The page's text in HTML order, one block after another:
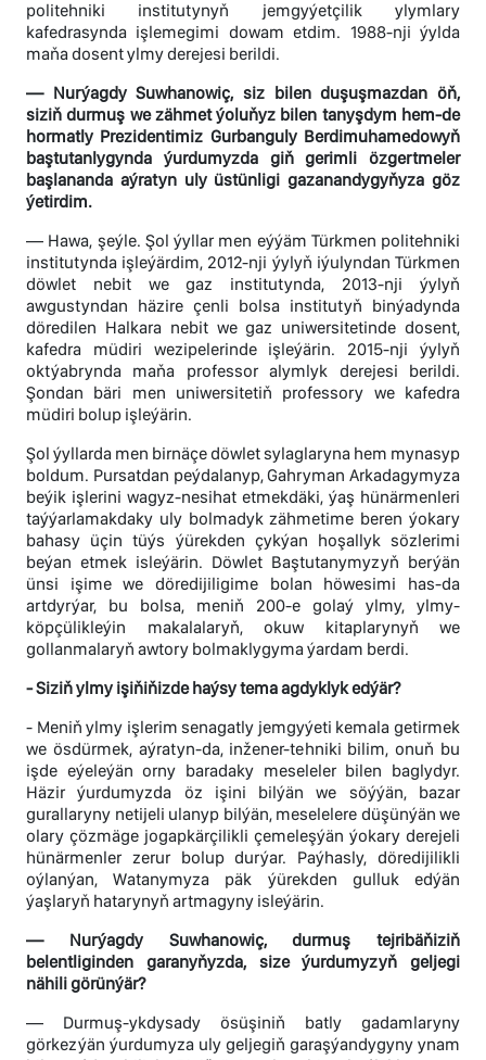
politehniki institutynyň jemgyýetçilik ylymlary
kafedrasynda işlemegimi dowam etdim. 1988-nji ýylda
maňa dosent ylmy derejesi berildi.
— Nurýagdy Suwhanowiç, siz bilen duşuşmazdan öň,
siziň durmuş we zähmet ýoluňyz bilen tanyşdym hem-de
hormatly Prezidentimiz Gurbanguly Berdimuhamedowyň
baştutanlygynda ýurdumyzda giň gerimli özgertmeler
başlananda aýratyn uly üstünligi gazanandygyňyza göz
ýetirdim.
— Hawa, şeýle. Şol ýyllar men eýýäm Türkmen politehniki
institutynda işleýärdim, 2012-nji ýylyň iýulyndan Türkmen
döwlet nebit we gaz institutynda, 2013-nji ýylyň
awgustyndan häzire çenli bolsa institutyň binýadynda
döredilen Halkara nebit we gaz uniwersitetinde dosent,
kafedra müdiri wezipelerinde işleýärin. 2015-nji ýylyň
oktýabrynda maňa professor alymlyk derejesi berildi.
Şondan bäri men uniwersitetiň professory we kafedra
müdiri bolup işleýärin.
Şol ýyllarda men birnäçe döwlet sylaglaryna hem mynasyp
boldum. Pursatdan peýdalanyp, Gahryman Arkadagymyza
beýik işlerini wagyz-nesihat etmekdäki, ýaş hünärmenleri
taýýarlamakdaky uly bolmadyk zähmetime beren ýokary
bahasy üçin tüýs ýürekden çykýan hoşallyk sözlerimi
beýan etmek isleýärin. Döwlet Baştutanymyzyň berýän
ünsi işime we döredijiligime bolan höwesimi has-da
artdyrýar, bu bolsa, meniň 200-e golaý ylmy, ylmy-
köpçülikleýin makalalaryň, okuw kitaplarynyň we
gollanmalaryň awtory bolmaklygyma ýardam berdi.
- Siziň ylmy işiňiňizde haýsy tema agdyklyk edýär?
- Meniň ylmy işlerim senagatly jemgyýeti kemala getirmek
we ösdürmek, aýratyn-da, inžener-tehniki bilim, onuň bu
işde eýeleýän orny baradaky meseleler bilen baglydyr.
Häzir ýurdumyzda öz işini bilýän we söýýän, bazar
gurallaryny netijeli ulanyp bilýän, meselelere düşünýän we
olary çözmäge jogapkärçilikli çemeleşýän ýokary derejeli
hünärmenler zerur bolup durýar. Paýhasly, döredijilikli
oýlanýan, Watanymyza päk ýürekden gulluk edýän
ýaşlaryň hatarynyň artmagyny isleýärin.
— Nurýagdy Suwhanowiç, durmuş tejribäňiziň
belentliginden garanyňyzda, size ýurdumyzyň geljegi
nähili görünýär?
— Durmuş-ykdysady ösüşiniň batly gadamlaryny
görkezýän ýurdumyza uly geljegiň garaşýandygyny ynam